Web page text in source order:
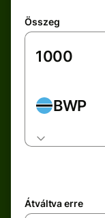
Összeg
BWP
Átváltva erre